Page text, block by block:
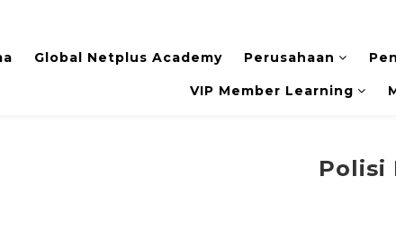
Global Netplus Academy Perusahaan
VIP Member Learning
Polisi